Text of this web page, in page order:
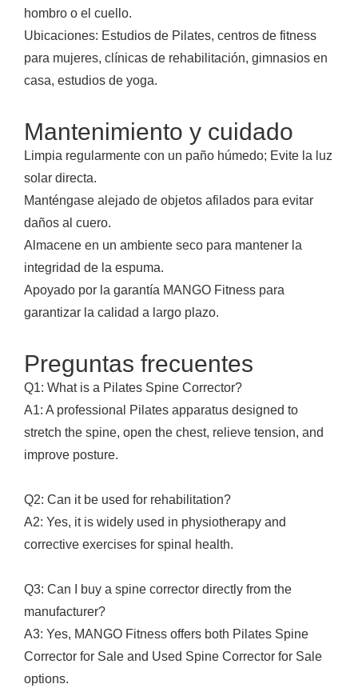
hombro o el cuello.
Ubicaciones: Estudios de Pilates, centros de fitness
para mujeres, clínicas de rehabilitación, gimnasios en
casa, estudios de yoga.
Mantenimiento y cuidado
Limpia regularmente con un paño húmedo; Evite la luz
solar directa.
Manténgase alejado de objetos afilados para evitar
daños al cuero.
Almacene en un ambiente seco para mantener la
integridad de la espuma.
Apoyado por la garantía MANGO Fitness para
garantizar la calidad a largo plazo.
Preguntas frecuentes
Q1: What is a Pilates Spine Corrector?
A1: A professional Pilates apparatus designed to
stretch the spine, open the chest, relieve tension, and
improve posture.
Q2: Can it be used for rehabilitation?
A2: Yes, it is widely used in physiotherapy and
corrective exercises for spinal health.
Q3: Can I buy a spine corrector directly from the
manufacturer?
A3: Yes, MANGO Fitness offers both Pilates Spine
Corrector for Sale and Used Spine Corrector for Sale
options.